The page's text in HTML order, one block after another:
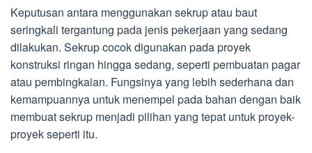
Keputusan antara menggunakan sekrup atau baut
seringkali tergantung pada jenis pekerjaan yang sedang
dilakukan. Sekrup cocok digunakan pada proyek
konstruksi ringan hingga sedang, seperti pembuatan pagar
atau pembingkaian. Fungsinya yang lebih sederhana dan
kemampuannya untuk menempel pada bahan dengan baik
membuat sekrup menjadi pilihan yang tepat untuk proyek-
proyek seperti itu.